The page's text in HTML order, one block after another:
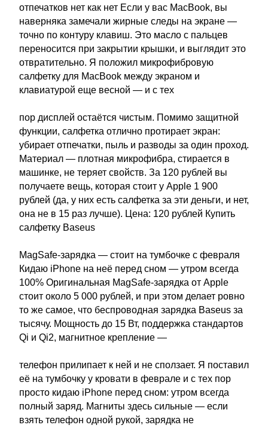
отпечатков нет как нет Если у вас MacBook, вы
наверняка замечали жирные следы на экране —
точно по контуру клавиш. Это масло с пальцев
переносится при закрытии крышки, и выглядит это
отвратительно. Я положил микрофибровую
салфетку для MacBook между экраном и
клавиатурой еще весной — и с тех
пор дисплей остаётся чистым. Помимо защитной
функции, салфетка отлично протирает экран:
убирает отпечатки, пыль и разводы за один проход.
Материал — плотная микрофибра, стирается в
машинке, не теряет свойств. За 120 рублей вы
получаете вещь, которая стоит у Apple 1 900
рублей (да, у них есть салфетка за эти деньги, и нет,
она не в 15 раз лучше). Цена: 120 рублей Купить
салфетку Baseus
MagSafe-зарядка — стоит на тумбочке с февраля
Кидаю iPhone на неё перед сном — утром всегда
100% Оригинальная MagSafe-зарядка от Apple
стоит около 5 000 рублей, и при этом делает ровно
то же самое, что беспроводная зарядка Baseus за
тысячу. Мощность до 15 Вт, поддержка стандартов
Qi и Qi2, магнитное крепление —
телефон прилипает к ней и не сползает. Я поставил
её на тумбочку у кровати в феврале и с тех пор
просто кидаю iPhone перед сном: утром всегда
полный заряд. Магниты здесь сильные — если
взять телефон одной рукой, зарядка не